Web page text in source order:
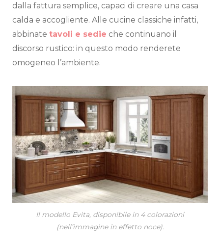
dalla fattura semplice, capaci di creare una casa
calda e accogliente. Alle cucine classiche infatti,
abbinate tavoli e sedie che continuano il
discorso rustico: in questo modo renderete
omogeneo l’ambiente.
Il modello Evita, disponibile in 4 colorazioni
(nell’immagine in effetto noce).